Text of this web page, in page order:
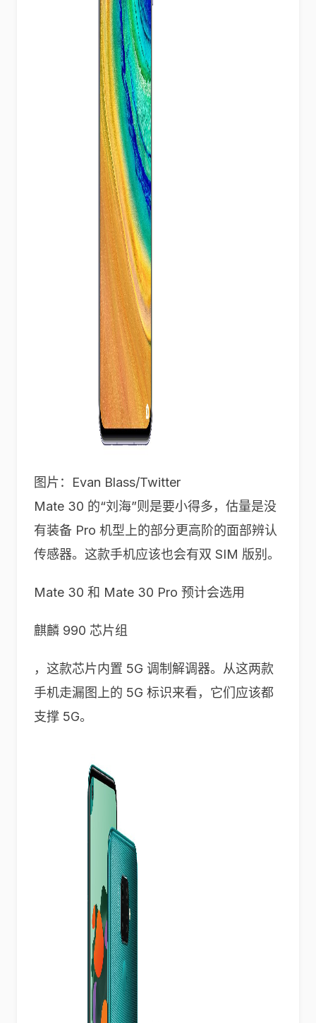
图片：Evan Blass/Twitter
Mate 30 的“刘海”则是要小得多，估量是没
有装备 Pro 机型上的部分更高阶的面部辨认
传感器。这款手机应该也会有双 SIM 版别。
Mate 30 和 Mate 30 Pro 预计会选用
麒麟 990 芯片组
，这款芯片内置 5G 调制解调器。从这两款
手机走漏图上的 5G 标识来看，它们应该都
支撑 5G。